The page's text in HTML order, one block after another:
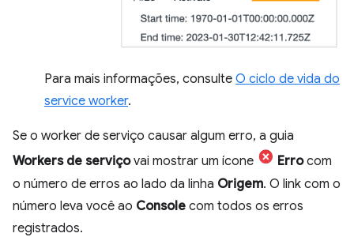
Para mais informações, consulte O ciclo de vida do
service worker.
Se o worker de serviço causar algum erro, a guia
Workers de serviçovai mostrar um ícone Errocom
o número de erros ao lado da linha Origem. O link com o
número leva você ao Console com todos os erros
registrados.